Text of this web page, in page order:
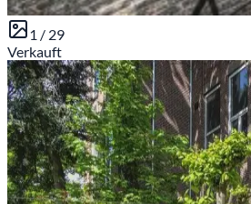
1 / 29
Verkauft